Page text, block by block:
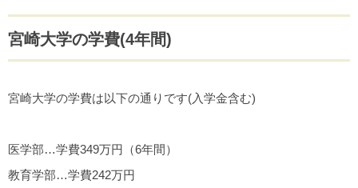
宮崎大学の学費(4年間)
宮崎大学の学費は以下の通りです(入学金含む)
医学部…学費349万円（6年間）
教育学部…学費242万円